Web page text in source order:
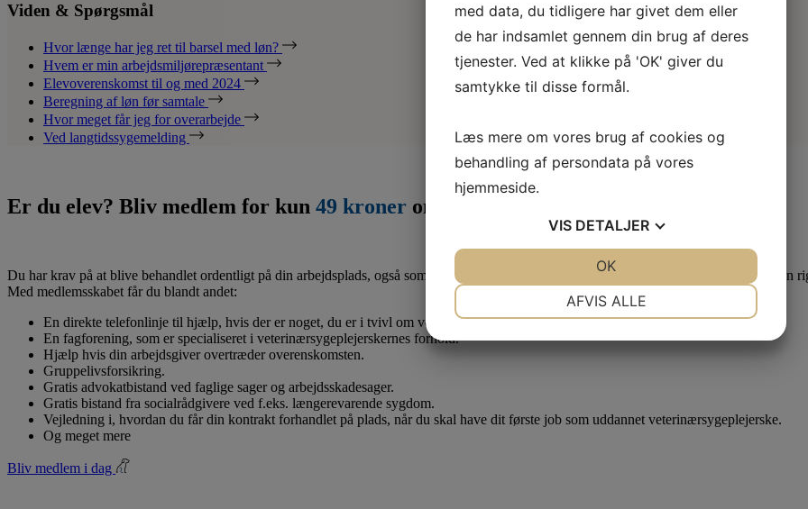
Viden & Spørgsmål
Hvor længe har jeg ret til barsel med løn?
Hvem er min arbejdsmiljørepræsentant
Elevoverenskomst til og med 2024
Beregning af løn før samtale
Hvor meget får jeg for overarbejde
Ved langtidssygemelding
Er du elev? Bliv medlem for kun 49 kroner om måneden
Du har krav på at blive behandlet ordentligt på din arbejdsplads, også som lærling eller elev. Derfor er det en god idé at være medlem af en
Med medlemsskabet får du blandt andet:
En direkte telefonlinje til hjælp, hvis der er noget, du er i tvivl om vedr. dine løn- og arbejdsforhold.
En fagforening, som er specialiseret i veterinærsygeplejerskernes forhold.
Hjælp hvis din arbejdsgiver overtræder overenskomsten.
Gruppelivsforsikring.
Gratis advokatbistand ved faglige sager og arbejdsskadesager.
Gratis bistand fra socialrådgivere ved f.eks. længerevarende sygdom.
Vejledning i, hvordan du får din kontrakt forhandlet på plads, når du skal have dit første job som uddannet veterinærsygeplejerske.
Og meget mere
Bliv medlem i dag
med data, du tidligere har givet dem eller
de har indsamlet gennem din brug af deres
tjenester. Ved at klikke på 'OK' giver du
samtykke til disse formål.
Læs mere om vores brug af cookies og
behandling af persondata på vores
hjemmeside.
VIS DETALJER
AFVIS ALLE
OK